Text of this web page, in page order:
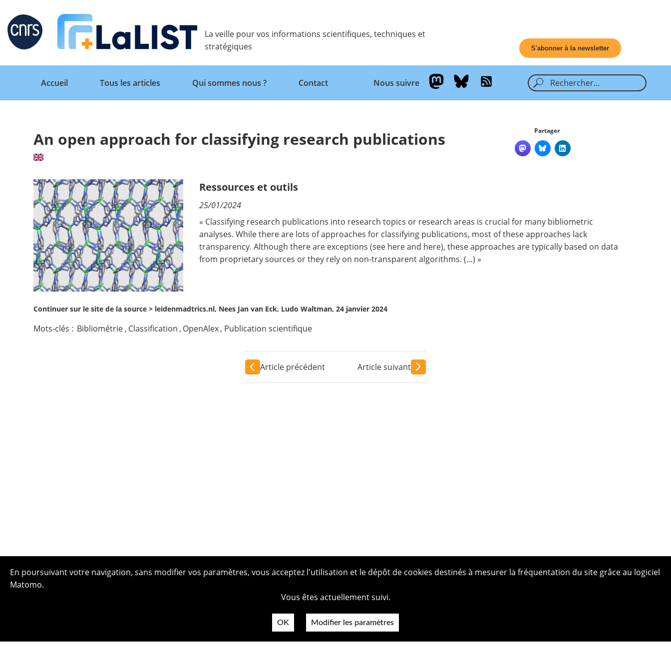
Retour
Accueil
Tous les articles
Qui sommes nous ?
Contact
Nous suivre
La veille pour vos informations scientifiques, techniques et
stratégiques
S'abonner à la newsletter
Retour
Accueil
Tous les articles Qui sommes nous ? Contact Nous suivre
An open approach for classifying research publications Partager
Ressources et outils
25/01/2024
« Classifying research publications into research topics or research areas is crucial for many bibliometric
analyses. While there are lots of approaches for classifying publications, most of these approaches lack
transparency. Although there are exceptions (see hereand here), these approaches are typically based on data
from proprietary sources or they rely on non-transparent algorithms. (…) »
Continuer sur le site de la source > leidenmadtrics.nl, Nees Jan van Eck, Ludo Waltman, 24 janvier 2024
Mots-clés : Bibliométrie , Classification , OpenAlex, Publication scientifique
Article précédent Article suivant
En poursuivant votre navigation, sans modifier vos paramètres, vous acceptez l'utilisation et le dépôt de cookies destinés à mesurer la fréquentation du site grâce au logiciel
Matomo.
Vous êtes actuellement suivi.
OK Modifier les paramètres